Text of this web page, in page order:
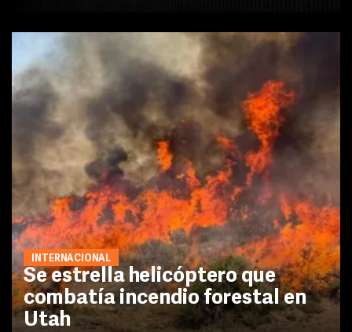
INTERNACIONAL
Se estrella helicóptero que
combatía incendio forestal en
Utah